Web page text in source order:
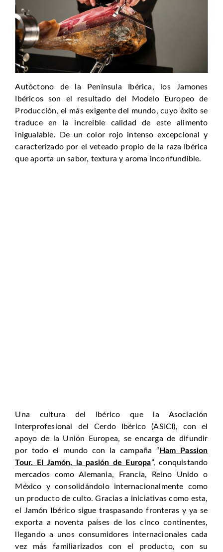
Autóctono de la Península Ibérica, los Jamones
Ibéricos son el resultado del Modelo Europeo de
Producción, el más exigente del mundo, cuyo éxito se
traduce en la increíble calidad de este alimento
inigualable. De un color rojo intenso excepcional y
caracterizado por el veteado propio de la raza Ibérica
que aporta un sabor, textura y aroma inconfundible.
Una cultura del Ibérico que la Asociación
Interprofesional del Cerdo Ibérico (ASICI), con el
apoyo de la Unión Europea, se encarga de difundir
por todo el mundo con la campaña “ Ham Passion
Tour. El Jamón, la pasión de Europa”, conquistando
mercados como Alemania, Francia, Reino Unido o
México y consolidándolo internacionalmente como
un producto de culto. Gracias a iniciativas como esta,
el Jamón Ibérico sigue traspasando fronteras y ya se
exporta a noventa países de los cinco continentes,
llegando a unos consumidores internacionales cada
vez más familiarizados con el producto, con su